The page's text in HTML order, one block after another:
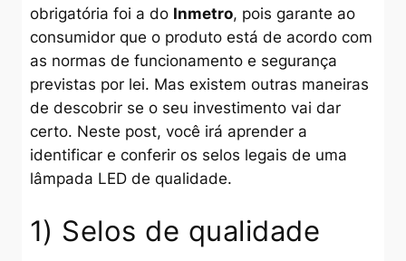
obrigatória foi a do Inmetro, pois garante ao
consumidor que o produto está de acordo com
as normas de funcionamento e segurança
previstas por lei. Mas existem outras maneiras
de descobrir se o seu investimento vai dar
certo. Neste post, você irá aprender a
identificar e conferir os selos legais de uma
lâmpada LED de qualidade.
1) Selos de qualidade